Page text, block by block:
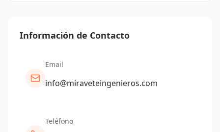
Información de Contacto
Email
info@miraveteingenieros.com
Teléfono